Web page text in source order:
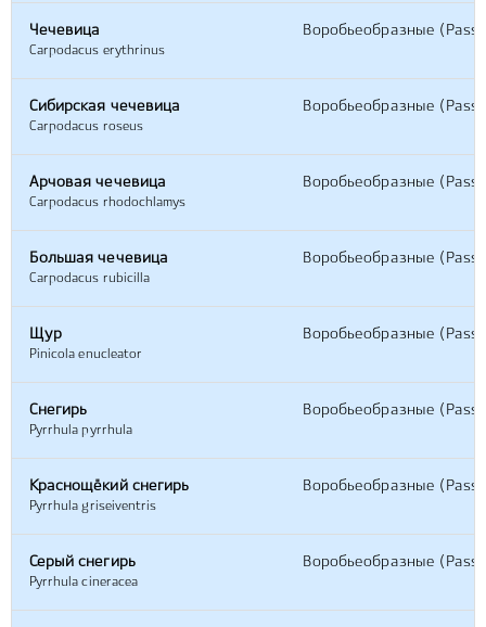
Чечевица
Carpodacus erythrinus
Воробьеобразные
Сибирская чечевица
Carpodacus roseus
Воробьеобразные
Арчовая чечевица
Carpodacus rhodochlamys
Воробьеобразные
Большая чечевица
Carpodacus rubicilla
Воробьеобразные
Щур
Pinicola enucleator
Воробьеобразные
Снегирь
Pyrrhula pyrrhula
Воробьеобразные
Краснощёкий снегирь
Pyrrhula griseiventris
Воробьеобразные
Серый снегирь
Pyrrhula cineracea
Воробьеобразные